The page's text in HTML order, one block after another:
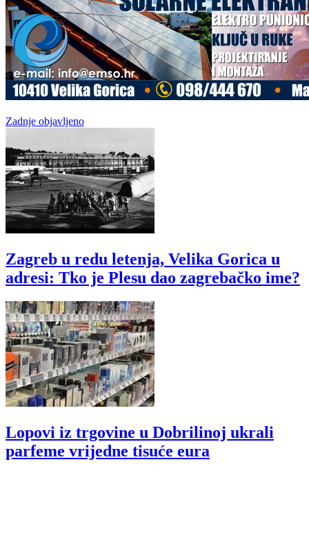
Zadnje objavljeno
Zagreb u redu letenja, Velika Gorica u
adresi: Tko je Plesu dao zagrebačko ime?
Lopovi iz trgovine u Dobrilinoj ukrali
parfeme vrijedne tisuće eura